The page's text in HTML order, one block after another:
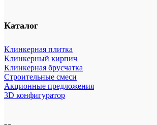
Каталог
Клинкерная плитка
Клинкерный кирпич
Клинкерная брусчатка
Строительные смеси
Акционные предложения
3D конфигуратор